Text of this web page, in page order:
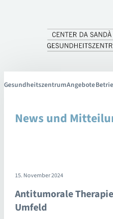
GesundheitszentrumAngebote
News und
15. November 2024
Antitumorale
Umfeld